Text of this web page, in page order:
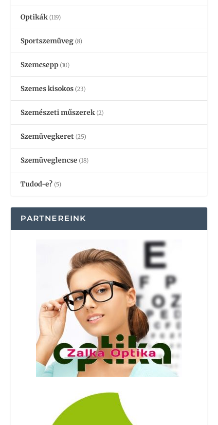
Optikák (119)
Sportszemüveg (8)
Szemcsepp (10)
Szemes kisokos (23)
Szemészeti műszerek (2)
Szemüvegkeret (25)
Szemüveglencse (18)
Tudod-e? (5)
PARTNEREINK